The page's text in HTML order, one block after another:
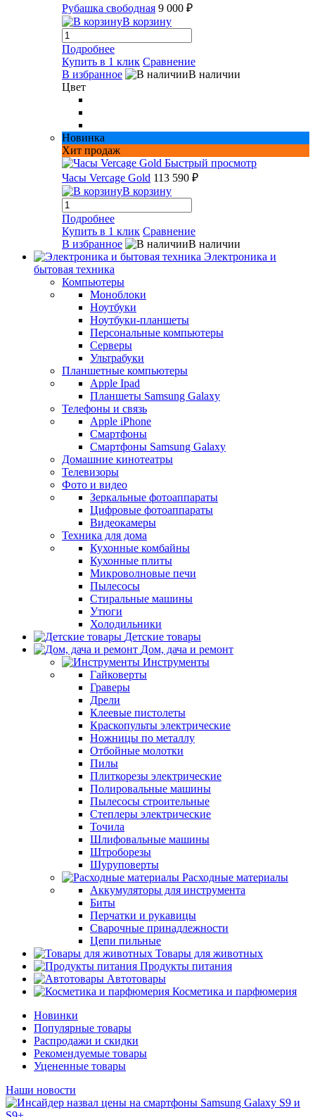
Рубашка свободная 9 000 ₽
В корзину
Подробнее
Купить в 1 клик Сравнение
В избранное
В наличии
Цвет
Новинка
Хит продаж
Быстрый просмотр
Часы Vercage Gold 113 590 ₽
В корзину
Подробнее
Купить в 1 клик Сравнение
В избранное
В наличии
Электроника и
бытовая техника
Компьютеры
Моноблоки
Ноутбуки
Ноутбуки-планшеты
Персональные компьютеры
Серверы
Ультрабуки
Планшетные компьютеры
Apple Ipad
Планшеты Samsung Galaxy
Телефоны и связь
Apple iPhone
Смартфоны
Смартфоны Samsung Galaxy
Домашние кинотеатры
Телевизоры
Фото и видео
Зеркальные фотоаппараты
Цифровые фотоаппараты
Видеокамеры
Техника для дома
Кухонные комбайны
Кухонные плиты
Микроволновые печи
Пылесосы
Стиральные машины
Утюги
Холодильники
Детские товары
Дом, дача и ремонт
Инструменты
Гайковерты
Граверы
Дрели
Клеевые пистолеты
Краскопульты электрические
Ножницы по металлу
Отбойные молотки
Пилы
Плиткорезы электрические
Полировальные машины
Пылесосы строительные
Степлеры электрические
Точила
Шлифовальные машины
Штроборезы
Шуруповерты
Расходные материалы
Аккумуляторы для инструмента
Биты
Перчатки и рукавицы
Сварочные принадлежности
Цепи пильные
Товары для животных
Продукты питания
Автотовары
Косметика и парфюмерия
Новинки
Популярные товары
Распродажи и скидки
Рекомендуемые товары
Уцененные товары
Наши новости